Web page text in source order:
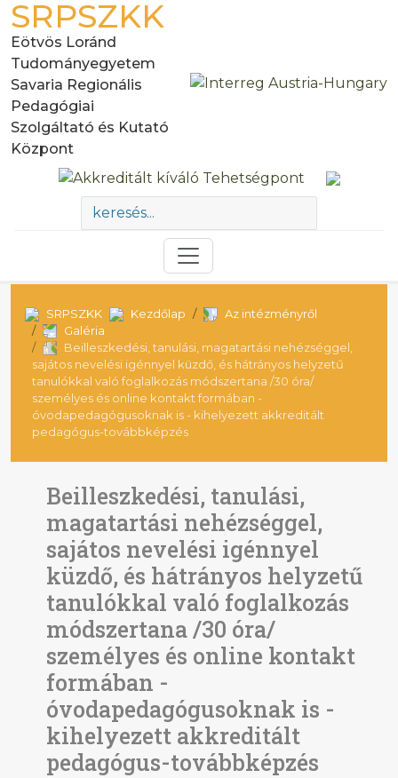
SRPSZKK
Eötvös Loránd
Tudományegyetem
Savaria Regionális
Pedagógiai
Szolgáltató és Kutató
Központ
SRPSZKK Kezdőlap
Az intézményről
Galéria
Beilleszkedési, tanulási, magatartási nehézséggel,
sajátos nevelési igénnyel küzdő, és hátrányos helyzetű
tanulókkal való foglalkozás módszertana /30 óra/
személyes és online kontakt formában -
óvodapedagógusoknak is - kihelyezett akkreditált
pedagógus-továbbképzés
Beilleszkedési, tanulási,
magatartási nehézséggel,
sajátos nevelési igénnyel
küzdő, és hátrányos helyzetű
tanulókkal való foglalkozás
módszertana /30 óra/
személyes és online kontakt
formában -
óvodapedagógusoknak is -
kihelyezett akkreditált
pedagógus-továbbképzés